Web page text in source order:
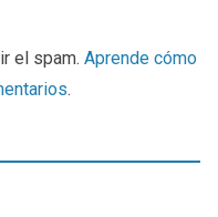
el spam. Aprende cómo
.